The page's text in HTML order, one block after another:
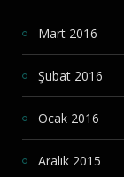
Mart 2016
Şubat 2016
Ocak 2016
Aralık 2015